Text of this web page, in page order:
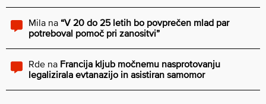
Mila na “V 20 do 25 letih bo povprečen mlad par
potreboval pomoč pri zanositvi”
Rde na Francija kljub močnemu nasprotovanju
legalizirala evtanazijo in asistiran samomor